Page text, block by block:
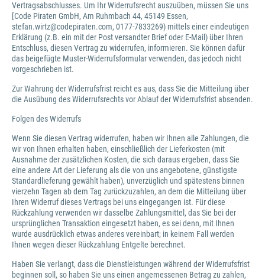
Vertragsabschlusses. Um Ihr Widerrufsrecht auszuüben, müssen Sie uns
[Code Piraten GmbH, Am Ruhmbach 44, 45149 Essen,
stefan.wirtz@codepiraten.com, 0177-7833269) mittels einer eindeutigen
Erklärung (z.B. ein mit der Post versandter Brief oder E-Mail) über Ihren
Entschluss, diesen Vertrag zu widerrufen, informieren. Sie können dafür
das beigefügte Muster-Widerrufsformular verwenden, das jedoch nicht
vorgeschrieben ist.
Zur Wahrung der Widerrufsfrist reicht es aus, dass Sie die Mitteilung über
die Ausübung des Widerrufsrechts vor Ablauf der Widerrufsfrist absenden.
Folgen des Widerrufs
Wenn Sie diesen Vertrag widerrufen, haben wir Ihnen alle Zahlungen, die
wir von Ihnen erhalten haben, einschließlich der Lieferkosten (mit
Ausnahme der zusätzlichen Kosten, die sich daraus ergeben, dass Sie
eine andere Art der Lieferung als die von uns angebotene, günstigste
Standardlieferung gewählt haben), unverzüglich und spätestens binnen
vierzehn Tagen ab dem Tag zurückzuzahlen, an dem die Mitteilung über
Ihren Widerruf dieses Vertrags bei uns eingegangen ist. Für diese
Rückzahlung verwenden wir dasselbe Zahlungsmittel, das Sie bei der
ursprünglichen Transaktion eingesetzt haben, es sei denn, mit Ihnen
wurde ausdrücklich etwas anderes vereinbart; in keinem Fall werden
Ihnen wegen dieser Rückzahlung Entgelte berechnet.
Haben Sie verlangt, dass die Dienstleistungen während der Widerrufsfrist
beginnen soll, so haben Sie uns einen angemessenen Betrag zu zahlen,